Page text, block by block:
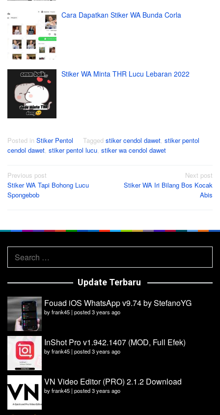
Cara Dapatkan Stiker WA Bunda Corla
Stiker WA Minta THR Lucu Lebaran 2022
Posted in Stiker Pentol Tagged stiker cendol dawet, stiker pentol
cendol dawet, stiker pentol lucu, stiker wa cendol dawet
Post
navigation
Previous post
Stiker WA Tapi Bohong Lucu
Spongebob
Next post
Stiker WA Iri Bilang Bos Kocak
Abis
Search
for:
Update Terbaru
Fouad iOS WhatsApp v9.74 by StefanoYG
byfrank45 | posted 3 years ago
InShot Pro v1.942.1407 (MOD, Full Efek)
byfrank45 | posted 3 years ago
VN Video Editor (PRO) 2.1.2 Download
byfrank45 | posted 3 years ago